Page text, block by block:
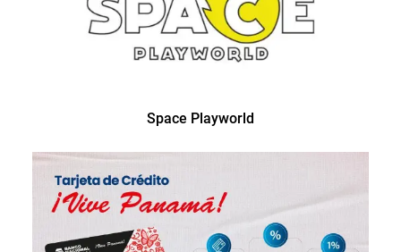
Space Playworld